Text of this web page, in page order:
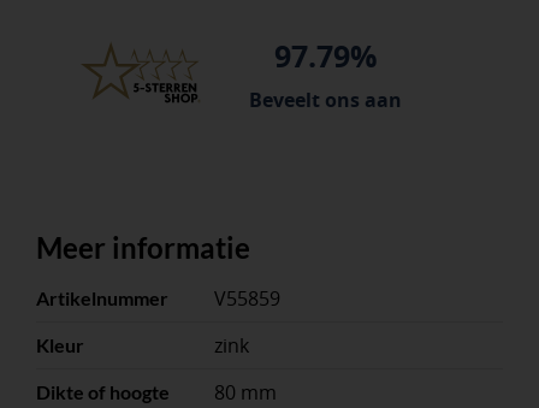
97.79%
Beveelt ons aan
Meer informatie
Artikelnummer V55859
Kleur zink
Dikte of hoogte 80 mm